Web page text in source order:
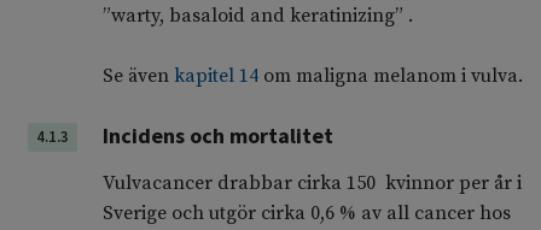
”warty, basaloid and keratinizing” .
Se även kapitel 14om maligna melanom i vulva.
4.1.3 Incidens och mortalitet
Vulvacancer drabbar cirka 150 kvinnor per år i
Sverige och utgör cirka 0,6 % av all cancer hos